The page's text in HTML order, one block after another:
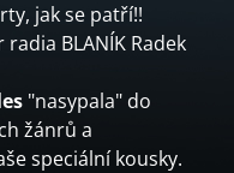
jak se patří!!
BLANÍK Radek
"nasypala" do
žánrů a
speciální kousky.